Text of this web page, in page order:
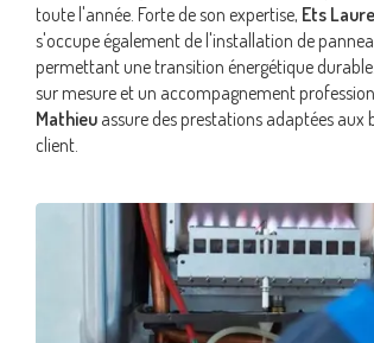
toute l'année. Forte de son expertise, Ets
s'occupe également de l'installation de
permettant une transition énergétique
sur mesure et un accompagnement
Mathieu assure des prestations adaptées aux
client.